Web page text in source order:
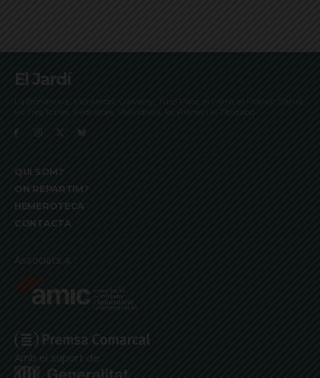
El Jardí
La Bonanova, Monterols, Galvany, Turó Parc, el Farró, el Putxet, Sarrià,
les Tres Torres, Pedralbes, Vallvidrera, les Planes i el Tibidabo
QUI SOM?
ON REPARTIM?
HEMEROTECA
CONTACTA
Associats a:
Amb el suport de: